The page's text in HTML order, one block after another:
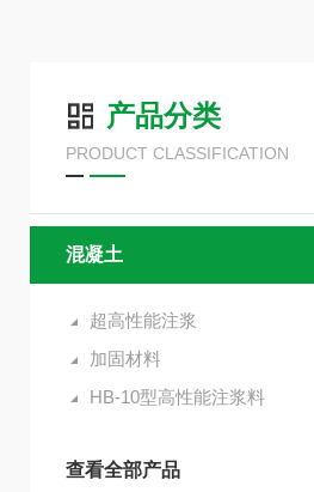
产品分类
PRODUCT CLASSIFICATION
混凝土
超高性能注浆
加固材料
HB-10型高性能注浆料
查看全部产品